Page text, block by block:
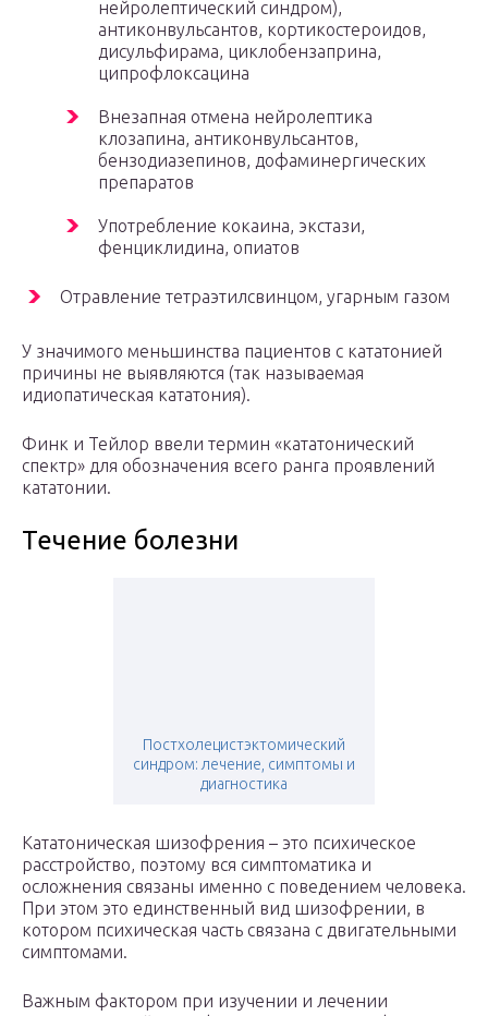
нейролептический синдром),
антиконвульсантов, кортикостероидов,
дисульфирама, циклобензаприна,
ципрофлоксацина
Внезапная отмена нейролептика
клозапина, антиконвульсантов,
бензодиазепинов, дофаминергических
препаратов
Употребление кокаина, экстази,
фенциклидина, опиатов
Отравление тетраэтилсвинцом, угарным газом
У значимого меньшинства пациентов с кататонией
причины не выявляются (так называемая
идиопатическая кататония).
Финк и Тейлор ввели термин «кататонический
спектр» для обозначения всего ранга проявлений
кататонии.
Течение болезни
Постхолецистэктомический
синдром: лечение, симптомы и
диагностика
Кататоническая шизофрения – это психическое
расстройство, поэтому вся симптоматика и
осложнения связаны именно с поведением человека.
При этом это единственный вид шизофрении, в
котором психическая часть связана с двигательными
симптомами.
Важным фактором при изучении и лечении